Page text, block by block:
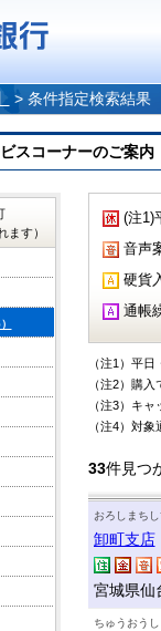
> 条件指定検索結果
スコーナーのご案
(注1)
音声
硬貨
通帳
（注1）平
（注2）購
（注3）キ
（注4）対
33件見つ
おろしまちし
卸町支店
宮城県仙
ちゅうおう
ます）